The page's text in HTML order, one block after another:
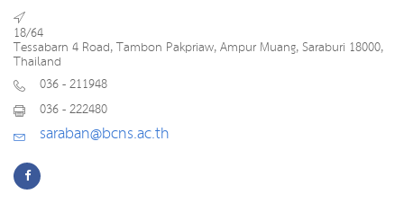
18/64
Tessabarn 4 Road, Tambon Pakpriaw, Ampur Muang, Saraburi 18000,
Thailand
036 - 211948
036 - 222480
saraban@bcns.ac.th